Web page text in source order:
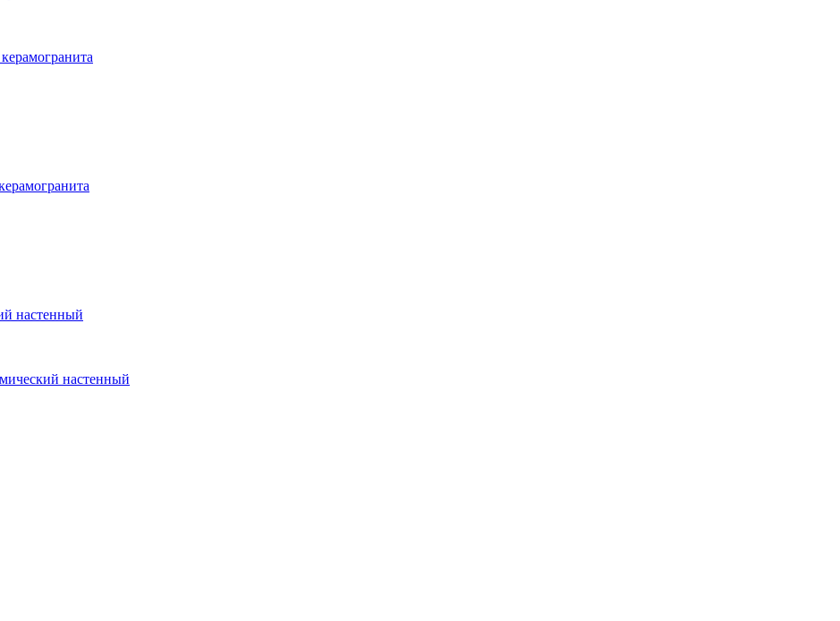
настенный
настенный